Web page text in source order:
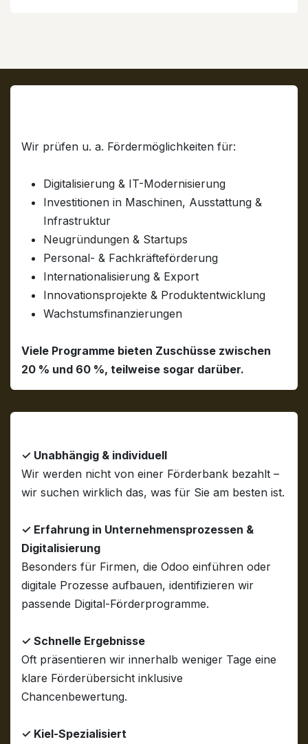
Wir prüfen u. a. Fördermöglichkeiten für:
Digitalisierung & IT-Modernisierung
Investitionen in Maschinen, Ausstattung &
Infrastruktur
Neugründungen & Startups
Personal- & Fachkräfteförderung
Internationalisierung & Export
Innovationsprojekte & Produktentwicklung
Wachstumsfinanzierungen
Viele Programme bieten Zuschüsse zwischen
20 % und 60 %, teilweise sogar darüber.
✓ Unabhängig & individuell
Wir werden nicht von einer Förderbank bezahlt –
wir suchen wirklich das, was für Sie am besten ist.
✓ Erfahrung in Unternehmensprozessen &
Digitalisierung
Besonders für Firmen, die Odoo einführen oder
digitale Prozesse aufbauen, identifizieren wir
passende Digital-Förderprogramme.
✓ Schnelle Ergebnisse
Oft präsentieren wir innerhalb weniger Tage eine
klare Förderübersicht inklusive
Chancenbewertung.
✓ Kiel-Spezialisiert